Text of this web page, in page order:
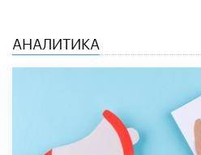
АНАЛИТИКА